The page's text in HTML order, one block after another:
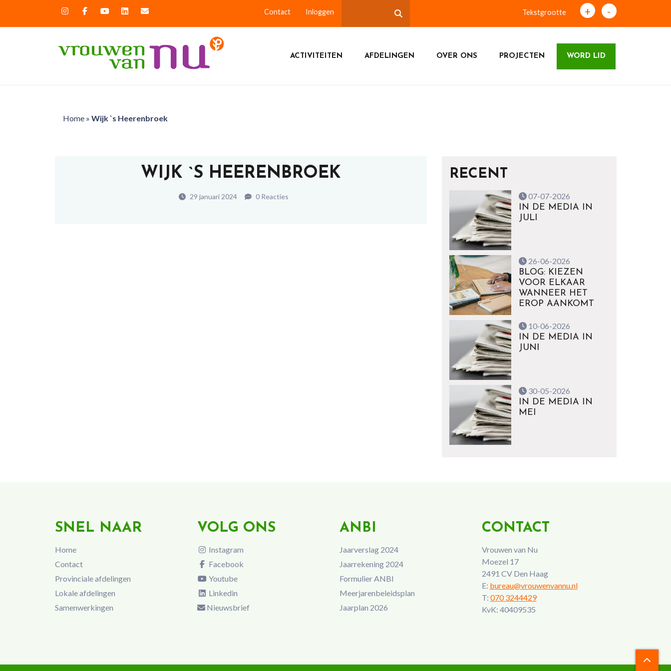
Contact Inloggen Tekstgrootte + -
ACTIVITEITEN AFDELINGEN OVER ONS PROJECTEN WORD LID
Home» Wijk `s Heerenbroek
WIJK `S HEERENBROEK
29 januari 2024 0 Reacties
RECENT
07-07-2026
IN DE MEDIA IN
JULI
26-06-2026
BLOG: KIEZEN
VOOR ELKAAR
WANNEER HET
EROP AANKOMT
10-06-2026
IN DE MEDIA IN
JUNI
30-05-2026
IN DE MEDIA IN
MEI
SNEL NAAR
Home
Contact
Provinciale afdelingen
Lokale afdelingen
Samenwerkingen
VOLG ONS
Instagram
Facebook
Youtube
Linkedin
Nieuwsbrief
ANBI
Jaarverslag 2024
Jaarrekening 2024
Formulier ANBI
Meerjarenbeleidsplan
Jaarplan 2026
CONTACT
Vrouwen van Nu
Moezel 17
2491 CV Den Haag
E: bureau@vrouwenvannu.nl
T: 070 3244429
KvK: 40409535